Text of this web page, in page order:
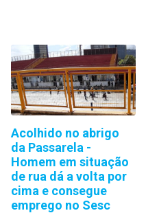
Acolhido no abrigo
da Passarela -
Homem em situação
de rua dá a volta por
cima e consegue
emprego no Sesc